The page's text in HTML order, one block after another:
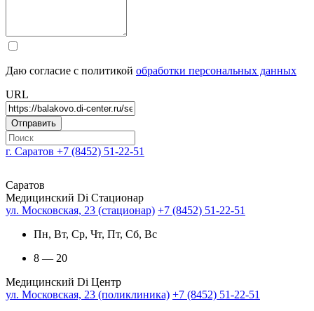
Даю согласие с политикой обработки персональных данных
URL
г. Саратов +7 (8452) 51-22-51
Саратов
Медицинский Di Стационар
ул. Московская, 23 (стационар) +7 (8452) 51-22-51
Пн, Вт, Ср, Чт, Пт, Сб, Вс
8 — 20
Медицинский Di Центр
ул. Московская, 23 (поликлиника) +7 (8452) 51-22-51